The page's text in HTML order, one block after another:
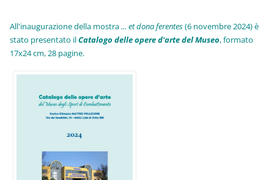
All'inaugurazione della mostra... et dona ferentes(6 novembre 2024) è
stato presentato ilCatalogo delle opere d'arte del Museo, formato
17x24 cm, 28 pagine.